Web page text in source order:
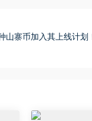
寨币加入其上线计划